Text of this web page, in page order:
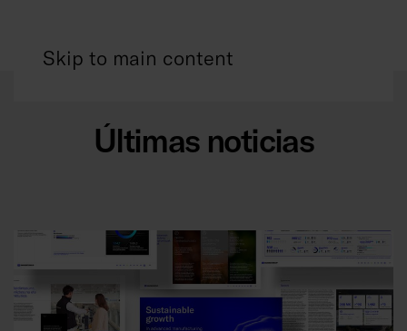
Skip to main content
Últimas noticias